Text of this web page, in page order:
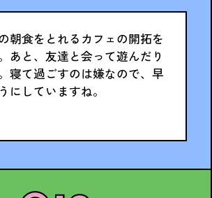
朝食をとれるカフェの開拓を
あと、友達と会って遊んだり
寝て過ごすのは嫌なので、早
にしていますね。